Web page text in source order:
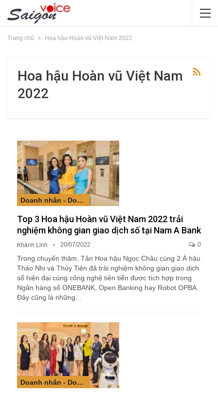
Trang chủ Hoa hậu Hoàn vũ Việt Nam 2022
Hoa hậu Hoàn vũ Việt Nam
2022
Doanh nhân - Doanh nghiệp
Top 3 Hoa hậu Hoàn vũ Việt Nam 2022 trải
nghiệm không gian giao dịch số tại Nam A Bank
Khánh Linh 20/07/2022 0
Trong chuyến thăm, Tân Hoa hậu Ngọc Châu cùng 2 Á hậu
Thảo Nhi và Thủy Tiên đã trải nghiệm không gian giao dịch
số hiện đại cùng công nghệ tiên tiến được tích hợp trong
Ngân hàng số ONEBANK, Open Banking hay Robot OPBA.
Đây cũng là những…
Doanh nhân - Doanh nghiệp